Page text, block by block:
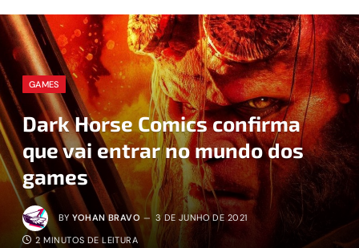
GAMES
Dark Horse Comics confirma
que vai entrar no mundo dos
games
BY YOHAN BRAVO 3 DE JUNHO DE 2021
2 MINUTOS DE LEITURA